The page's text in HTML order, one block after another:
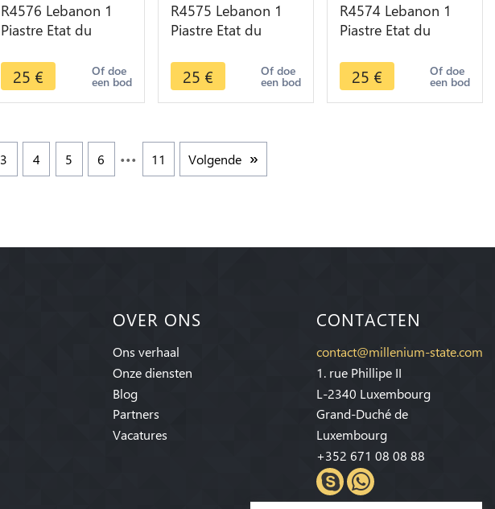
R4576 Lebanon 1
Piastre Etat du
Paris -> Make offer
25 € Of doe
een bod
R4575 Lebanon 1
Piastre Etat du
Paris -> Make offer
25 € Of doe
een bod
R4574 Lebanon 1
Piastre Etat du
Paris -> Make offer
25 € Of doe
een bod
3 4 5 6 11 Volgende
OVER ONS
Ons verhaal
Onze diensten
Blog
Partners
Vacatures
CONTACTEN
contact@millenium-state.com
1. rue Phillipe II
L-2340 Luxembourg
Grand-Duché de
Luxembourg
+352 671 08 08 88